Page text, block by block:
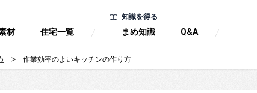
材 住宅一覧
知識を得る
まめ知識 Q&A
作業効率のよいキッチンの作り方